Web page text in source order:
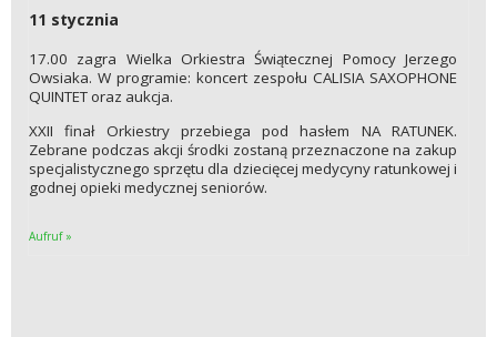
11 stycznia
17.00 zagra Wielka Orkiestra Świątecznej Pomocy Jerzego
Owsiaka. W programie: koncert zespołu CALISIA SAXOPHONE
QUINTET oraz aukcja.
XXII finał Orkiestry przebiega pod hasłem NA RATUNEK.
Zebrane podczas akcji środki zostaną przeznaczone na zakup
specjalistycznego sprzętu dla dziecięcej medycyny ratunkowej i
godnej opieki medycznej seniorów.
Aufruf »